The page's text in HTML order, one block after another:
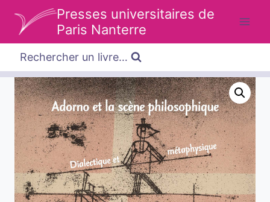
Presses universitaires de
Paris Nanterre
Rechercher un livre…